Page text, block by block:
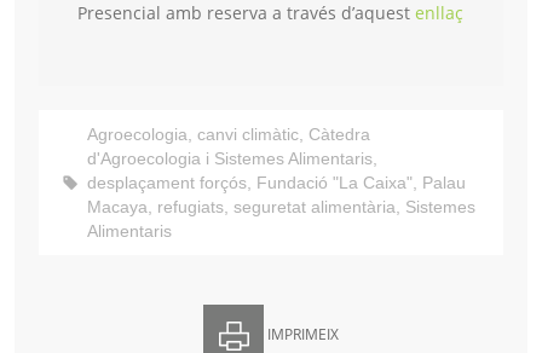
Presencial amb reserva a través d’aquest enllaç
Agroecologia, canvi climàtic, Càtedra
d'Agroecologia i Sistemes Alimentaris,
desplaçament forçós, Fundació "La Caixa", Palau
Macaya, refugiats, seguretat alimentària, Sistemes
Alimentaris
IMPRIMEIX